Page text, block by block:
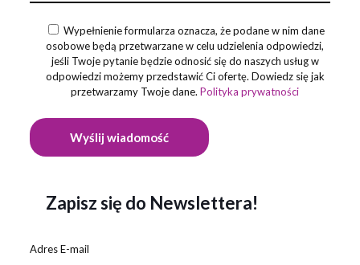
Wypełnienie formularza oznacza, że podane w nim dane
osobowe będą przetwarzane w celu udzielenia odpowiedzi,
jeśli Twoje pytanie będzie odnosić się do naszych usług w
odpowiedzi możemy przedstawić Ci ofertę. Dowiedz się jak
przetwarzamy Twoje dane.Polityka prywatności
Zapisz się do Newslettera!
Adres E-mail